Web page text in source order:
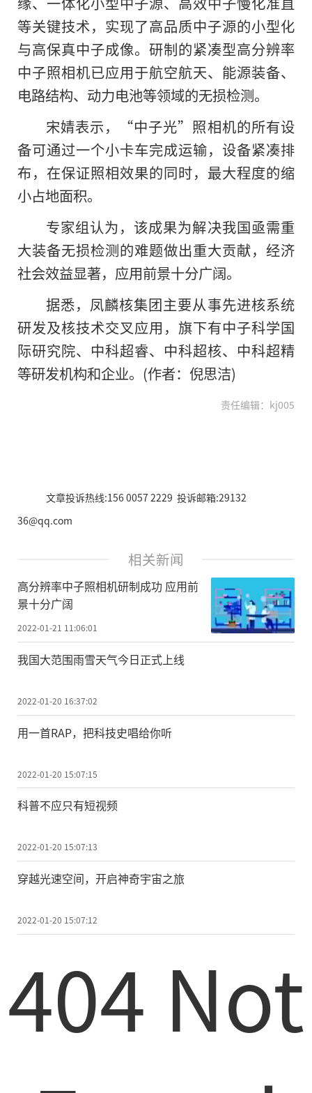
等关键技术，实现了高品质中子源的小型化
与高保真中子成像。研制的紧凑型高分辨率
中子照相机已应用于航空航天、能源装备、
电路结构、动力电池等领域的无损检测。
宋婧表示，“中子光”照相机的所有设
备可通过一个小卡车完成运输，设备紧凑排
布，在保证照相效果的同时，最大程度的缩
小占地面积。
专家组认为，该成果为解决我国亟需重
大装备无损检测的难题做出重大贡献，经济
社会效益显著，应用前景十分广阔。
据悉，凤麟核集团主要从事先进核系统
研发及核技术交叉应用，旗下有中子科学国
际研究院、中科超睿、中科超核、中科超精
等研发机构和企业。(作者：倪思洁)
责任编辑：kj005
文章投诉热线:156 0057 2229 投诉邮箱:29132
36@qq.com
相关新闻
高分辨率中子照相机研制成功 应用前
景十分广阔
2022-01-21 11:06:01
我国大范围雨雪天气今日正式上线
2022-01-20 16:37:02
用一首RAP，把科技史唱给你听
2022-01-20 15:07:15
科普不应只有短视频
2022-01-20 15:07:13
穿越光速空间，开启神奇宇宙之旅
2022-01-20 15:07:12
404 Not